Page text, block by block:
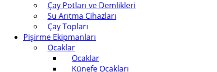
Çay Potları ve Demlikleri
Su Arıtma Cihazları
Çay Topları
Pişirme Ekipmanları
Ocaklar
Ocaklar
Künefe Ocakları